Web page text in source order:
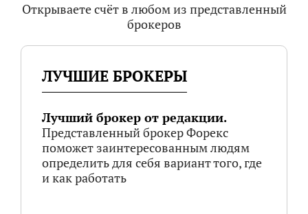
Открываете счёт в любом из представленный
брокеров
ЛУЧШИЕ БРОКЕРЫ
Лучший брокер от редакции.
Представленный брокер Форекс
поможет заинтересованным людям
определить для себя вариант того, где
и как работать